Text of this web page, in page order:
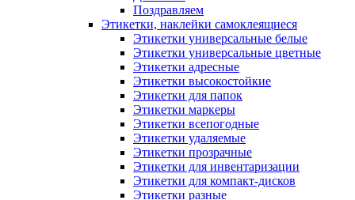
Поздравляем
Этикетки, наклейки самоклеящиеся
Этикетки универсальные белые
Этикетки универсальные цветные
Этикетки адресные
Этикетки высокостойкие
Этикетки для папок
Этикетки маркеры
Этикетки всепогодные
Этикетки удаляемые
Этикетки прозрачные
Этикетки для инвентаризации
Этикетки для компакт-дисков
Этикетки разные